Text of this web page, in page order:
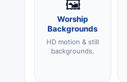
🖼️
Worship
Backgrounds
HD motion & still
backgrounds.